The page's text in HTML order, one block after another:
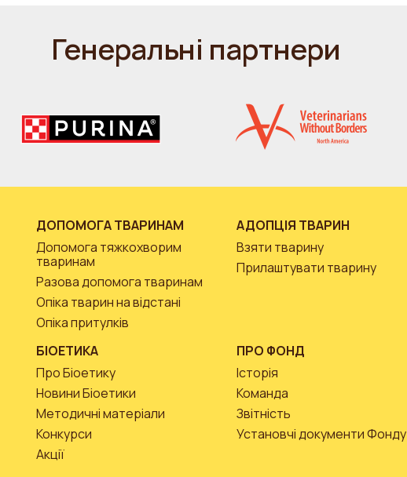
Генеральні партнери
ДОПОМОГА ТВАРИНАМ
Допомога тяжкохворим
тваринам
Разова допомога тваринам
Опіка тварин на відстані
Опіка притулків
АДОПЦІЯ ТВАРИН
Взяти тварину
Прилаштувати тварину
БІОЕТИКА
Про Біоетику
Новини Біоетики
Методичні матеріали
Конкурси
Акції
ПРО ФОНД
Історія
Команда
Звітність
Установчі документи Фонду